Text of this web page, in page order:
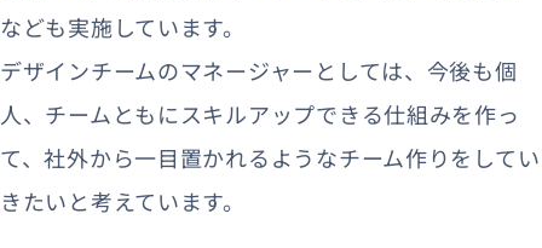
なども実施しています。
デザインチームのマネージャーとしては、今後も個
人、チームともにスキルアップできる仕組みを作っ
て、社外から一目置かれるようなチーム作りをしてい
きたいと考えています。